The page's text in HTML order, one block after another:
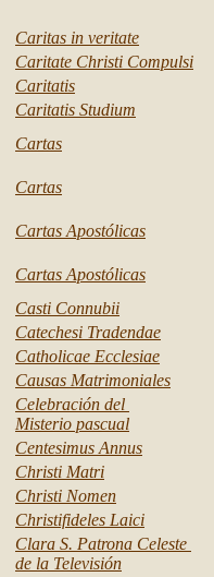
Caritas in veritate
Caritate Christi Compulsi
Caritatis
Caritatis Studium
Cartas
Cartas
Cartas Apostólicas
Cartas Apostólicas
Casti Connubii
Catechesi Tradendae
Catholicae Ecclesiae
Causas Matrimoniales
Celebración del
Misterio pascual
Centesimus Annus
Christi Matri
Christi Nomen
Christifideles Laici
Clara S. Patrona Celeste
de la Televisión